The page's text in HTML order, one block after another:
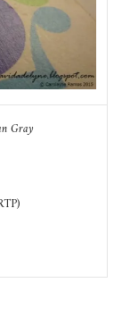
Gray